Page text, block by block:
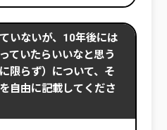
いないが、10年後には
ていたらいいなと思う
限らず）について、そ
自由に記載してくださ